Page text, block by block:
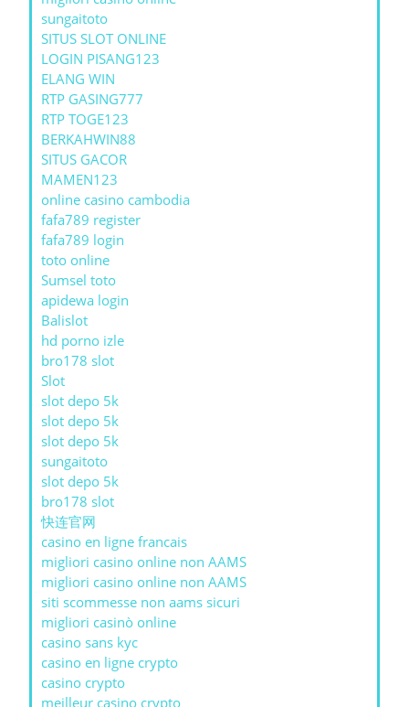
sungaitoto
SITUS SLOT ONLINE
LOGIN PISANG123
ELANG WIN
RTP GASING777
RTP TOGE123
BERKAHWIN88
SITUS GACOR
MAMEN123
online casino cambodia
fafa789 register
fafa789 login
toto online
Sumsel toto
apidewa login
Balislot
hd porno izle
bro178 slot
Slot
slot depo 5k
slot depo 5k
slot depo 5k
sungaitoto
slot depo 5k
bro178 slot
快连官网
casino en ligne francais
migliori casino online non AAMS
migliori casino online non AAMS
siti scommesse non aams sicuri
migliori casinò online
casino sans kyc
casino en ligne crypto
casino crypto
meilleur casino crypto